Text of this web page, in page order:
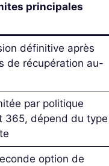
principales
définitive après
de récupération au-
par politique
365, dépend du type
option de